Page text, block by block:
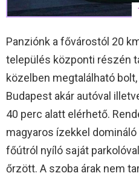
Panziónk a fővárostól 20
település központi részén
közelben megtalálható
Budapest akár autóval
40 perc alatt elérhető.
magyaros ízekkel domináló
főútról nyíló saját
őrzött. A szoba árak nem